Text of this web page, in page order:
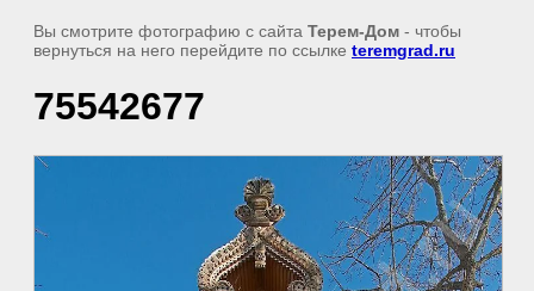
Вы смотрите фотографию с сайта Терем-Дом - чтобы
вернуться на него перейдите по ссылке teremgrad.ru
75542677